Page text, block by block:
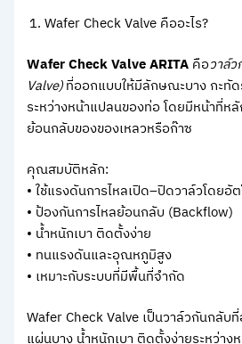
Wafer Check Valve คืออะไร?
Wafer Check Valve ARITA คือวาล์
Valve)ที่ออกแบบให้มีลักษณะบาง กะทั
ระหว่างหน้าแปลนของท่อ โดยมีหน้าที่ห
ย้อนกลับของของเหลวหรือก๊าซ
คุณสมบัติหลัก:
• ใช้แรงดันการไหลเปิด–ปิดวาล์วโดยอั
• ป้องกันการไหลย้อนกลับ (Backflow)
• น้ำหนักเบา ติดตั้งง่าย
• ทนแรงดันและอุณหภูมิสูง
• เหมาะกับระบบที่มีพื้นที่จำกัด
Wafer Check Valve เป็นวาล์วกันกลั
แผ่นบาง น้ำหนักเบา ติดตั้งง่ายระหว่า